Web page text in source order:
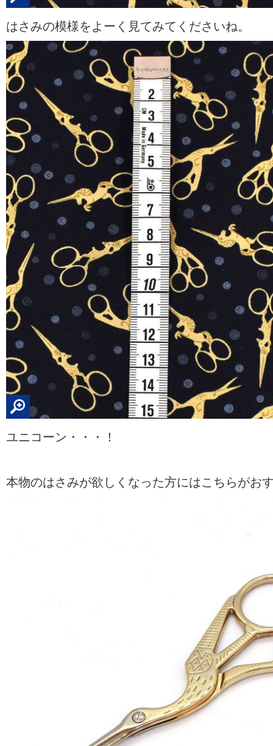
はさみの模様をよーく見てみてくださいね。
ユニコーン・・・！
本物のはさみが欲しくなった方にはこちらがお